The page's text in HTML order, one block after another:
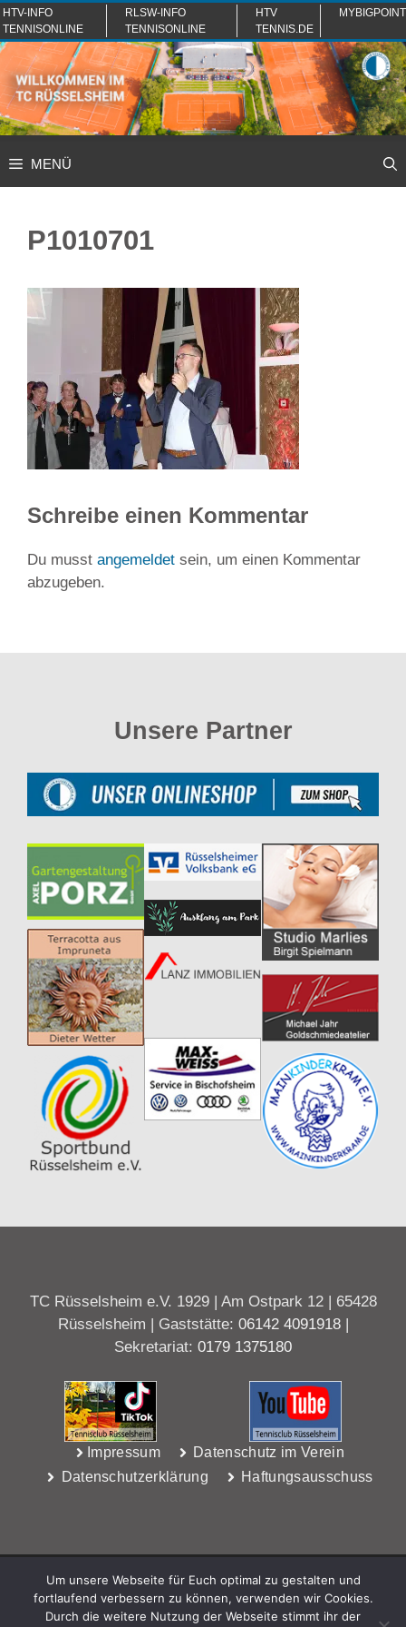
Zum
Inhalt
springen
HTV-INFO
TENNISONLINE
RLSW-INFO
TENNISONLINE
HTV
TENNIS.DE
MYBIGPOINT
MENÜ
P1010701
Schreibe einen Kommentar
Du musst angemeldet sein, um einen Kommentar
abzugeben.
Unsere Partner
TC Rüsselsheim e.V. 1929 | Am Ostpark 12 | 65428
Rüsselsheim | Gaststätte: 06142 4091918|
Sekretariat: 0179 1375180
Impressum
Datenschutz im Verein
Datenschutzerklärung
Haftungsausschuss
Um unsere Webseite für Euch optimal zu gestalten und
fortlaufend verbessern zu können, verwenden wir Cookies.
Durch die weitere Nutzung der Webseite stimmt ihr der